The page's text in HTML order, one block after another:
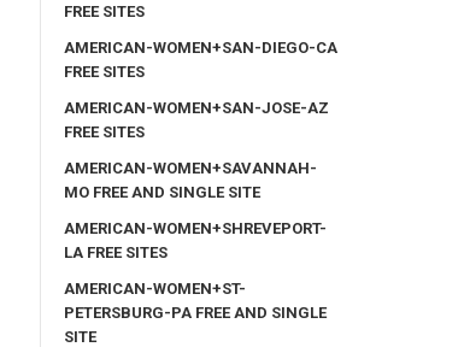
FREE SITES
AMERICAN-WOMEN+SAN-DIEGO-CA
FREE SITES
AMERICAN-WOMEN+SAN-JOSE-AZ
FREE SITES
AMERICAN-WOMEN+SAVANNAH-
MO FREE AND SINGLE SITE
AMERICAN-WOMEN+SHREVEPORT-
LA FREE SITES
AMERICAN-WOMEN+ST-
PETERSBURG-PA FREE AND SINGLE
SITE